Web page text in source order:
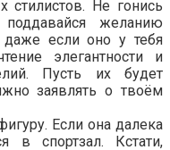
стилистов. Не гонись
желанию
даже если оно у тебя
элегантности и
Пусть их будет
заявлять о твоём
Если она далека
в спортзал. Кстати,